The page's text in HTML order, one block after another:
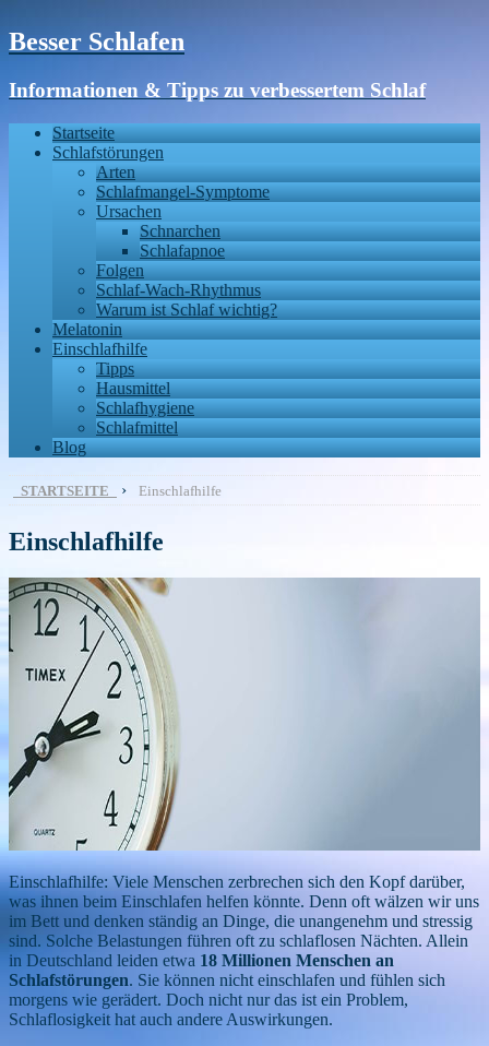
Besser Schlafen
Informationen & Tipps zu verbessertem Schlaf
Startseite
Schlafstörungen
Arten
Schlafmangel-Symptome
Ursachen
Schnarchen
Schlafapnoe
Folgen
Schlaf-Wach-Rhythmus
Warum ist Schlaf wichtig?
Melatonin
Einschlafhilfe
Tipps
Hausmittel
Schlafhygiene
Schlafmittel
Blog
STARTSEITE › Einschlafhilfe
Einschlafhilfe
Einschlafhilfe: Viele Menschen zerbrechen sich den Kopf darüber,
was ihnen beim Einschlafen helfen könnte. Denn oft wälzen wir uns
im Bett und denken ständig an Dinge, die unangenehm und stressig
sind. Solche Belastungen führen oft zu schlaflosen Nächten. Allein
in Deutschland leiden etwa 18 Millionen Menschen an
Schlafstörungen. Sie können nicht einschlafen und fühlen sich
morgens wie gerädert. Doch nicht nur das ist ein Problem,
Schlaflosigkeit hat auch andere Auswirkungen.